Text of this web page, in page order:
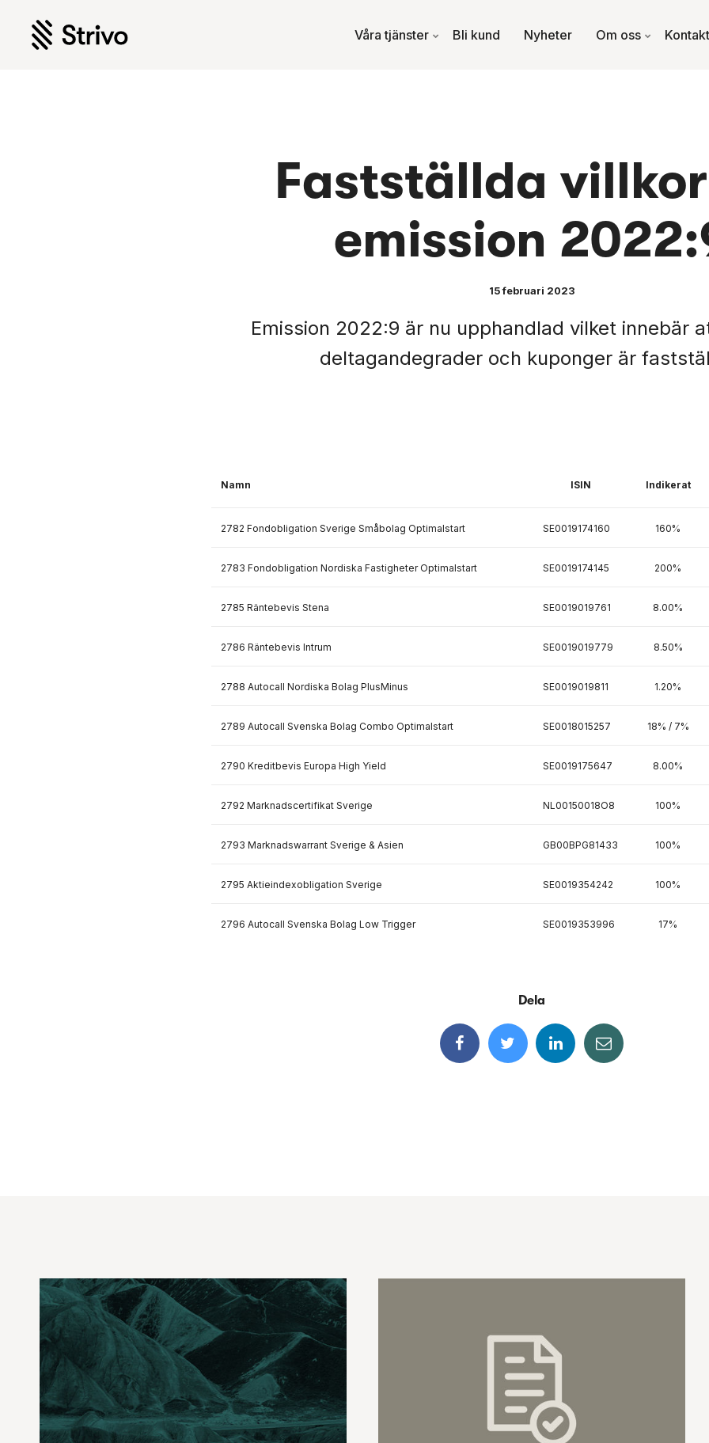
Våra tjänster Bli kund Nyheter Om oss Kontakt
Fastställda
emission
15 februari 2023
Emission 2022:9 är nu upphandlad vilket innebär
deltagandegrader och kuponger är
Namn ISIN Indikerat
2782 Fondobligation Sverige Småbolag Optimalstart SE0019174160 160%
2783 Fondobligation Nordiska Fastigheter Optimalstart SE0019174145 200%
2785 Räntebevis Stena SE0019019761 8.00%
2786 Räntebevis Intrum SE0019019779 8.50%
2788 Autocall Nordiska Bolag PlusMinus SE0019019811 1.20%
2789 Autocall Svenska Bolag Combo Optimalstart SE0018015257 18% / 7%
2790 Kreditbevis Europa High Yield SE0019175647 8.00%
2792 Marknadscertifikat Sverige NL00150018O8 100%
2793 Marknadswarrant Sverige & Asien GB00BPG81433 100%
2795 Aktieindexobligation Sverige SE0019354242 100%
2796 Autocall Svenska Bolag Low Trigger SE0019353996 17%
Dela